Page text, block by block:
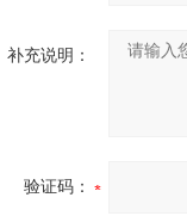
补充说明：
验证码：